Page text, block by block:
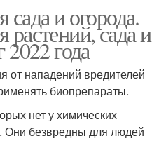
и огорода.
растений, сада и
2022 года
от нападений вредителей
биопрепараты.
нет у химических
Они безвредны для людей